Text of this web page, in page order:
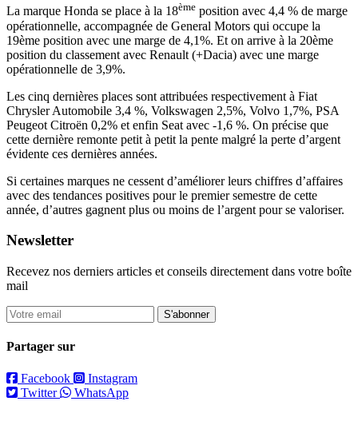
La marque Honda se place à la 18ème position avec 4,4 % de marge
opérationnelle, accompagnée de General Motors qui occupe la
19ème position avec une marge de 4,1%. Et on arrive à la 20ème
position du classement avec Renault (+Dacia) avec une marge
opérationnelle de 3,9%.
Les cinq dernières places sont attribuées respectivement à Fiat
Chrysler Automobile 3,4 %, Volkswagen 2,5%, Volvo 1,7%, PSA
Peugeot Citroën 0,2% et enfin Seat avec -1,6 %. On précise que
cette dernière remonte petit à petit la pente malgré la perte d’argent
évidente ces dernières années.
Si certaines marques ne cessent d’améliorer leurs chiffres d’affaires
avec des tendances positives pour le premier semestre de cette
année, d’autres gagnent plus ou moins de l’argent pour se valoriser.
Newsletter
Recevez nos derniers articles et conseils directement dans votre boîte
mail
S'abonner
Partager sur
Facebook
Instagram
Twitter
WhatsApp